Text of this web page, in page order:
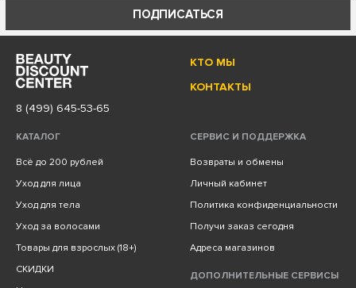
ПОДПИСАТЬСЯ
КТО МЫ
КОНТАКТЫ
8 (499) 645-53-65
КАТАЛОГ
Всё до 200 рублей
Уход для лица
Уход для тела
Уход за волосами
Товары для взрослых (18+)
СКИДКИ
СЕРВИС И ПОДДЕРЖКА
Возвраты и обмены
Личный кабинет
Политика конфиденциальности
Получи заказ сегодня
Адреса магазинов
ДОПОЛНИТЕЛЬНЫЕ СЕРВИСЫ